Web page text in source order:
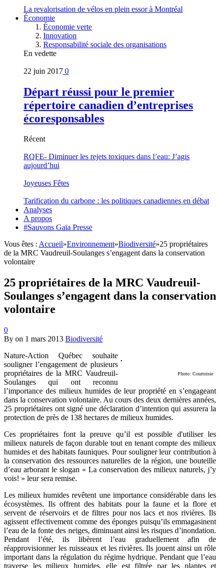
La revalorisation de vélos en plein essor à Montréal
Économie
Économie verte
Innovation
Responsabilité sociale des organisations
En vedette
22 juin 2017 0
Départ réussi pour le premier
répertoire canadien d’entreprises
écoresponsables
Récent
RQFE- Diminuer les rejets toxiques dans l’eau: J’agis
aujourd’hui
Joyeuses Fêtes
Tarification du carbone : les politiques canadiennes en débat
Analyses
A propos
#Sauvons Gaïa Presse
Vous êtes : Accueil»Environnement»Biodiversité»25 propriétaires
de la MRC Vaudreuil-Soulanges s’engagent dans la conservation
volontaire
25 propriétaires de la MRC Vaudreuil-
Soulanges s’engagent dans la conservation
volontaire
0
By on 1 mars 2013 Biodiversité
Photo: Courtoisie
Nature-Action Québec souhaite
souligner l’engagement de plusieurs
propriétaires de la MRC Vaudreuil-
Soulanges qui ont reconnu
l’importance des milieux humides de leur propriété en s’engageant
dans la conservation volontaire. Au cours des deux dernières années,
25 propriétaires ont signé une déclaration d’intention qui assurera la
protection de près de 138 hectares de milieux humides.
Ces propriétaires font la preuve qu’il est possible d'utiliser les
milieux naturels de façon durable tout en tenant compte des milieux
humides et des habitats fauniques. Pour souligner leur contribution à
la conservation des ressources naturelles de la région, une bouteille
d’eau arborant le slogan « La conservation des milieux naturels, j’y
vois! » leur sera remise.
Les milieux humides revêtent une importance considérable dans les
écosystèmes. Ils offrent des habitats pour la faune et la flore et
servent de réservoirs et de filtres pour nos lacs et nos rivières. Ils
agissent effectivement comme des éponges puisqu’ils emmagasinent
l’eau de la fonte des neiges, diminuant ainsi les risques d’inondation.
Pendant l’été, ils libèrent l’eau graduellement afin de
réapprovisionner les ruisseaux et les rivières. Ils jouent ainsi un rôle
important dans la régulation du régime hydrique. Pendant que l’eau
traverse les milieux humides, elle est filtrée par les plantes et